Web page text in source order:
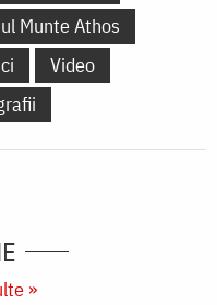
Munte Athos
Video
»